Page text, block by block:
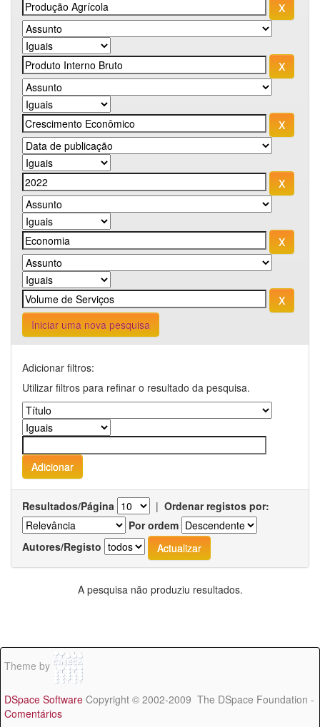
Iniciar uma nova pesquisa
Adicionar filtros:
Utilizar filtros para refinar o resultado da pesquisa.
Resultados/Página | Ordenar registos por:
Por ordem
Autores/Registo
A pesquisa não produziu resultados.
Theme by
DSpace Software Copyright © 2002-2009 The DSpace Foundation -
Comentários